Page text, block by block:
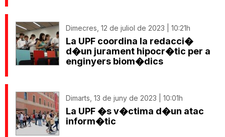
Dimecres, 12 de juliol de 2023 | 10:21h
La UPF coordina la redacci�
d�un jurament hipocr�tic per a
enginyers biom�dics
Dimarts, 13 de juny de 2023 | 10:01h
La UPF �s v�ctima d�un atac
inform�tic